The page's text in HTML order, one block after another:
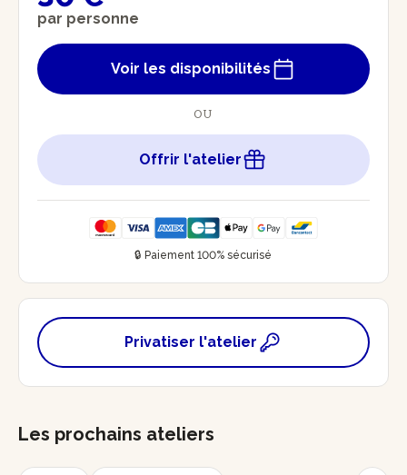
par personne
Voir les disponibilités
OU
Offrir l'atelier
🔒 Paiement 100% sécurisé
Privatiser l'atelier
Les prochains ateliers